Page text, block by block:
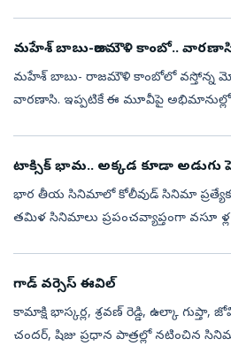
మహేశ్‌ బాబు-
మహేశ్‌ బాబు- రాజమౌళి కాంబోలో వస్తోన్న
వారణాసి. ఇప్పటికే ఈ మూవీపై
టాక్సిక్ భామ.. అక్కడ కూడా అడుగు
భార తీయ సినిమాలో కోలీవుడ్ సినిమా ప్రత్యేక
తమిళ సినిమాలు ప్రపంచవ్యాప్తంగా వసూ ళ్ల
గాడ్‌ వర్సెస్‌ ఈవిల్‌
కామాక్షి భాస్కర్ల, శ్రవణ్‌ రెడ్డి, ఉల్కా
చందర్, షిజు ప్రధాన పాత్రల్లో నటించిన